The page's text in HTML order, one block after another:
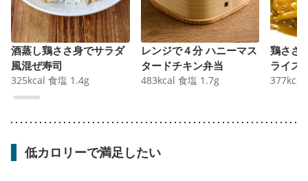
酒蒸し鶏ささ身でサラダ
風混ぜ寿司
325kcal 食塩 1.4g
レンジで４分 ハニーマス
タードチキン弁当
483kcal 食塩 1.7g
鶏ささ
ライス
377kcal
低カロリーで満足したい